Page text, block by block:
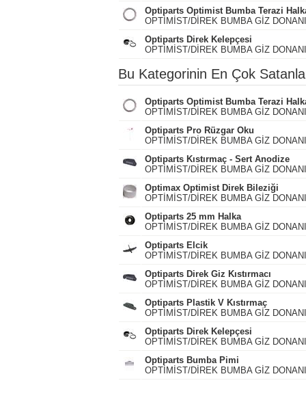
Optiparts Optimist Bumba Terazi
OPTİMİST/DİREK BUMBA GİZ
Optiparts Direk Kelepçesi
OPTİMİST/DİREK BUMBA GİZ
Bu Kategorinin En Çok
Optiparts Optimist Bumba Terazi
OPTİMİST/DİREK BUMBA GİZ
Optiparts Pro Rüzgar Oku
OPTİMİST/DİREK BUMBA GİZ
Optiparts Kıstırmaç - Sert Anodize
OPTİMİST/DİREK BUMBA GİZ
Optimax Optimist Direk Bileziği
OPTİMİST/DİREK BUMBA GİZ
Optiparts 25 mm Halka
OPTİMİST/DİREK BUMBA GİZ
Optiparts Elcik
OPTİMİST/DİREK BUMBA GİZ
Optiparts Direk Giz Kıstırmacı
OPTİMİST/DİREK BUMBA GİZ
Optiparts Plastik V Kıstırmaç
OPTİMİST/DİREK BUMBA GİZ
Optiparts Direk Kelepçesi
OPTİMİST/DİREK BUMBA GİZ
Optiparts Bumba Pimi
OPTİMİST/DİREK BUMBA GİZ